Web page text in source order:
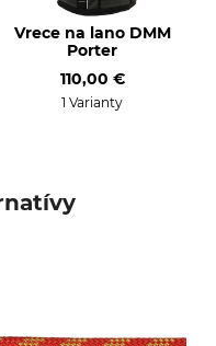
na medzi
Vrece na lano DMM
Porter
110,00 €
1 Varianty